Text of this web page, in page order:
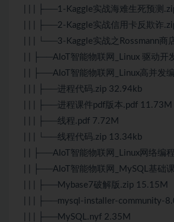
| | | ├──1-Kaggle实战海难生死预测
| | | ├──2-Kaggle实战信用卡反欺诈
| | | └──3-Kaggle实战之Rossmann商
| | ├──AIoT智能物联网_Linux 驱动开
| | ├──AIoT智能物联网_Linux高并发
| | | ├──进程代码.zip 32.94kb
| | | ├──进程课件pdf版本.pdf 11.73M
| | | ├──线程.pdf 7.72M
| | | └──线程代码.zip 13.34kb
| | ├──AIoT智能物联网_Linux网络编
| | ├──AIoT智能物联网_MySQL基础
| | | ├──Mybase7破解版.zip 15.15M
| | | ├──mysql-installer-community-
| | | ├──MySQL.nyf 2.35M